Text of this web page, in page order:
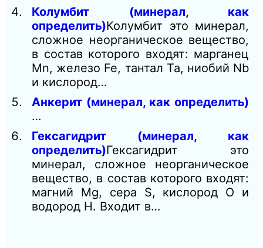
Колумбит (минерал, как
определить)Колумбит это минерал,
сложное неорганическое вещество,
в состав которого входят: марганец
Мn, железо Fe, тантал Ta, ниобий Nb
и кислород…
Анкерит (минерал, как определить)
…
Гексагидрит (минерал, как
определить)Гексагидрит это
минерал, сложное неорганическое
вещество, в состав которого входят:
магний Mg, сера S, кислород О и
водород H. Входит в…